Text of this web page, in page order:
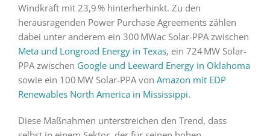
Windkraft mit 23,9 % hinterherhinkt. Zu den
herausragenden Power Purchase Agreements zählen
dabei unter anderem ein 300 MWac Solar-PPA zwischen
Meta und Longroad Energy in Texas, ein 724 MW Solar-
PPA zwischen Google und Leeward Energy in Oklahoma
sowie ein 100 MW Solar-PPA von Amazon mit EDP
Renewables North America in Mississippi.
Diese Maßnahmen unterstreichen den Trend, dass